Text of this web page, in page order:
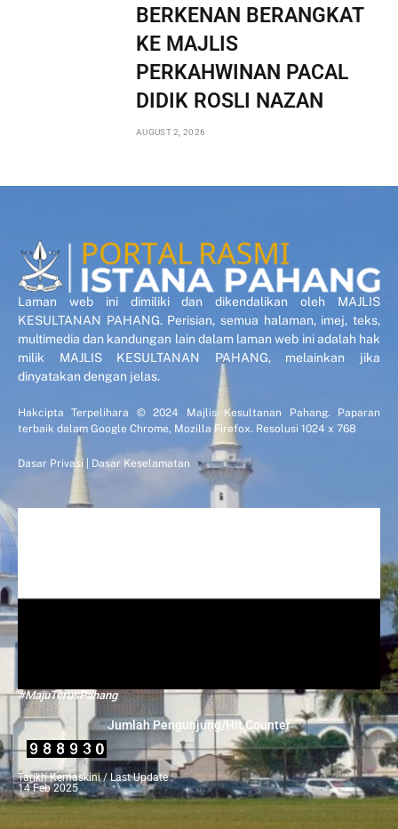
BERKENAN BERANGKAT
KE MAJLIS
PERKAHWINAN PACAL
DIDIK ROSLI NAZAN
AUGUST 2, 2026
Laman web ini dimiliki dan dikendalikan oleh MAJLIS
KESULTANAN PAHANG. Perisian, semua halaman, imej, teks,
multimedia dan kandungan lain dalam laman web ini adalah hak
milik MAJLIS KESULTANAN PAHANG, melainkan jika
dinyatakan dengan jelas.
Hakcipta Terpelihara © 2024 Majlis Kesultanan Pahang. Paparan
terbaik dalam Google Chrome, Mozilla Firefox. Resolusi 1024 x 768
Dasar Privasi Dasar Keselamatan
#MajuTerusPahang
Jumlah Pengunjung/Hit Counter
Tarikh Kemaskini / Last Update :
14 Feb 2025